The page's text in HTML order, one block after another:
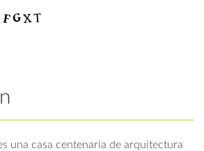
una casa centenaria de arquitectura